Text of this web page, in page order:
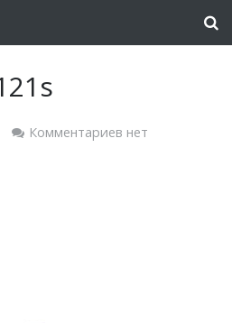
Комментариев нет